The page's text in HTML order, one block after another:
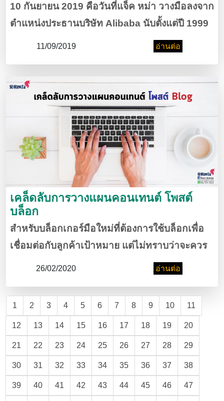
10 กันยายน 2019 คือวันที่แจ็ค หม่า วางมือลงจาก
ตำแหน่งประธานบริษัท Alibaba นับตั้งแต่ปี 1999
ที่แจ็ค หม่าตัดสินใจใช้เงินทุน 2 ล้านบาท ก่อตั้ง
11/09/2019 อ่านต่อ
เคล็ดลับการวางแผนคอนเทนต์ โพสต์
บล็อก
สำหรับบล็อกเกอร์มือใหม่ที่ต้องการใช้บล็อกเพื่อ
เชื่อมต่อกับลูกค้าเป้าหมาย แต่ไม่ทราบว่าจะควร
จะใช้กลยุทธ์อย่างไรในการวางแผนการเผยแพร่
ได้อย่างตรงจุด
26/02/2020 อ่านต่อ
1 2 3 4 5 6 7 8 9 10 11
12 13 14 15 16 17 18 19 20
21 22 23 24 25 26 27 28 29
30 31 32 33 34 35 36 37 38
39 40 41 42 43 44 45 46 47